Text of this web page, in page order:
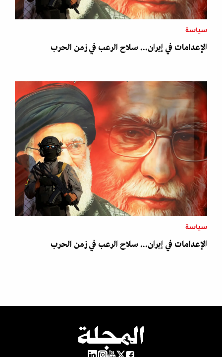
سياسة
الإعدامات في إيران... سلاح الرعب في زمن الحرب
سياسة
الإعدامات في إيران... سلاح الرعب في زمن الحرب